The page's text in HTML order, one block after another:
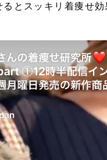
とスッキリ着痩せ効